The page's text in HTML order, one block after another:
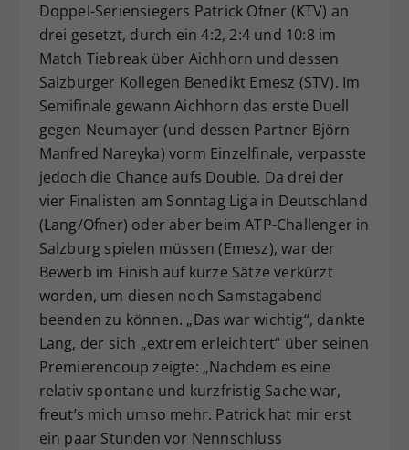
Doppel-Seriensiegers Patrick Ofner (KTV) an
drei gesetzt, durch ein 4:2, 2:4 und 10:8 im
Match Tiebreak über Aichhorn und dessen
Salzburger Kollegen Benedikt Emesz (STV). Im
Semifinale gewann Aichhorn das erste Duell
gegen Neumayer (und dessen Partner Björn
Manfred Nareyka) vorm Einzelfinale, verpasste
jedoch die Chance aufs Double. Da drei der
vier Finalisten am Sonntag Liga in Deutschland
(Lang/Ofner) oder aber beim ATP-Challenger in
Salzburg spielen müssen (Emesz), war der
Bewerb im Finish auf kurze Sätze verkürzt
worden, um diesen noch Samstagabend
beenden zu können. „Das war wichtig“, dankte
Lang, der sich „extrem erleichtert“ über seinen
Premierencoup zeigte: „Nachdem es eine
relativ spontane und kurzfristig Sache war,
freut’s mich umso mehr. Patrick hat mir erst
ein paar Stunden vor Nennschluss